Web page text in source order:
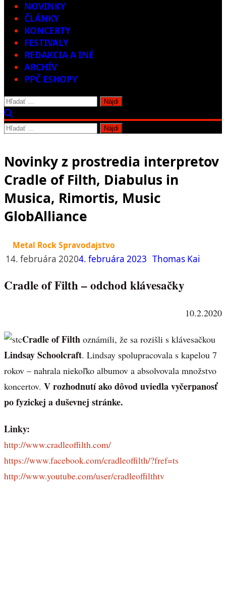
NOVINKY
ČLÁNKY
KONCERTY
FESTIVALY
REDAKCIA A INÉ
ARCHÍV
PPČ ESHOPY
Hľadať:
Hľadať:
Novinky z prostredia interpretov
Cradle of Filth, Diabulus in
Musica, Rimortis, Music
GlobAlliance
Metal Rock Spravodajstvo
14. februára 20204. februára 2023 Thomas Kai
Cradle of Filth – odchod klávesačky
10.2.2020
Cradle of Filth oznámili, že sa rozišli s klávesačkou
Lindsay Schoolcraft. Lindsay spolupracovala s kapelou 7
rokov – nahrala niekoľko albumov a absolvovala množstvo
koncertov. V rozhodnutí ako dôvod uviedla vyčerpanosť
po fyzickej a duševnej stránke.
Linky:
http://www.cradleoffilth.com/
https://www.facebook.com/cradleoffilth/?fref=ts
http://www.youtube.com/user/cradleoffilthtv